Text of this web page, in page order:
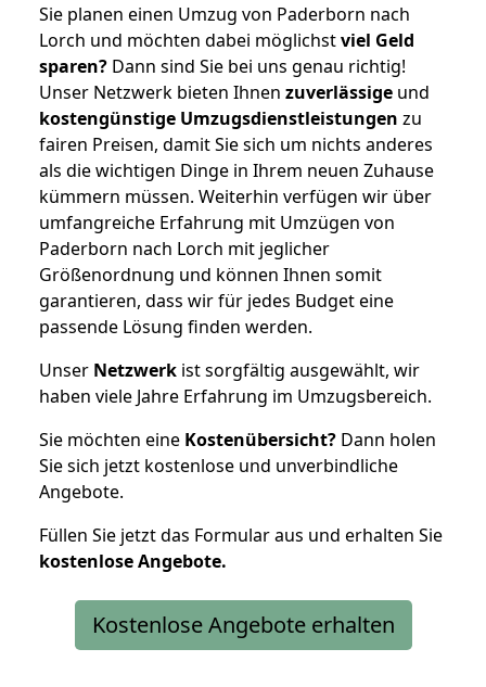
Sie planen einen Umzug von Paderborn nach
Lorch und möchten dabei möglichstviel Geld
sparen? Dann sind Sie bei uns genau richtig!
Unser Netzwerk bieten Ihnen zuverlässige und
kostengünstige Umzugsdienstleistungen zu
fairen Preisen, damit Sie sich um nichts anderes
als die wichtigen Dinge in Ihrem neuen Zuhause
kümmern müssen. Weiterhin verfügen wir über
umfangreiche Erfahrung mit Umzügen von
Paderborn nach Lorch mit jeglicher
Größenordnung und können Ihnen somit
garantieren, dass wir für jedes Budget eine
passende Lösung finden werden.
Unser Netzwerk ist sorgfältig ausgewählt, wir
haben viele Jahre Erfahrung im Umzugsbereich.
Sie möchten eine Kostenübersicht? Dann holen
Sie sich jetzt kostenlose und unverbindliche
Angebote.
Füllen Sie jetzt das Formular aus und erhalten Sie
kostenloseAngebote.
Kostenlose Angebote erhalten